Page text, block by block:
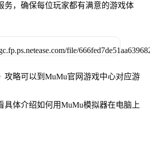
务，确保每位玩家都有满意的游戏体
攻略可以到MuMu官网游戏中心对应游
具体介绍如何用MuMu模拟器在电脑上